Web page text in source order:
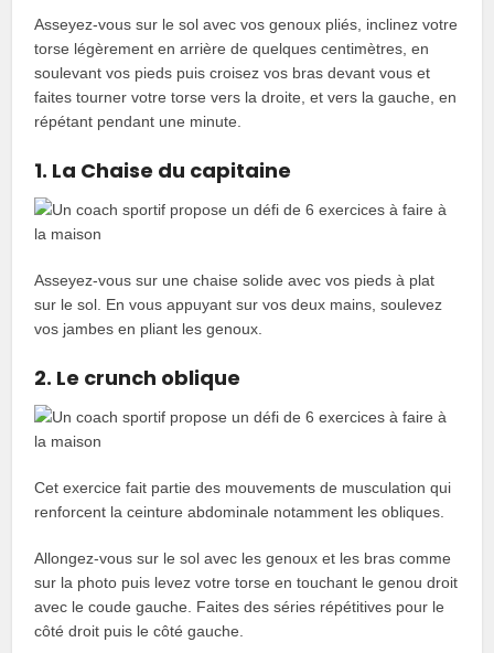
Asseyez-vous sur le sol avec vos genoux pliés, inclinez votre
torse légèrement en arrière de quelques centimètres, en
soulevant vos pieds puis croisez vos bras devant vous et
faites tourner votre torse vers la droite, et vers la gauche, en
répétant pendant une minute.
1. La Chaise du capitaine
Asseyez-vous sur une chaise solide avec vos pieds à plat
sur le sol. En vous appuyant sur vos deux mains, soulevez
vos jambes en pliant les genoux.
2. Le crunch oblique
Cet exercice fait partie des mouvements de musculation qui
renforcent la ceinture abdominale notamment les obliques.
Allongez-vous sur le sol avec les genoux et les bras comme
sur la photo puis levez votre torse en touchant le genou droit
avec le coude gauche. Faites des séries répétitives pour le
côté droit puis le côté gauche.